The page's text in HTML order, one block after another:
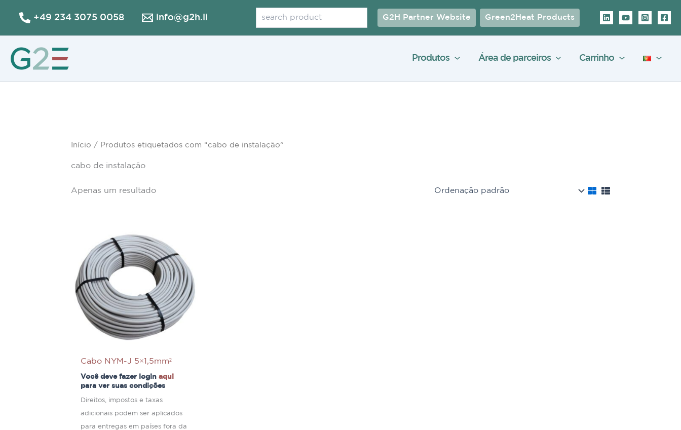
+49 234 3075 0058 info@g2h.li G2H Partner Website Green2Heat Products
Produtos Área de parceiros Carrinho
Início / Produtos etiquetados com “cabo de instalação”
cabo de instalação
Apenas um resultado
Cabo NYM-J 5×1,5mm²
Você deve fazer loginaqui
para ver suas condições
Direitos, impostos e taxas
adicionais podem ser aplicados
para entregas em países fora da